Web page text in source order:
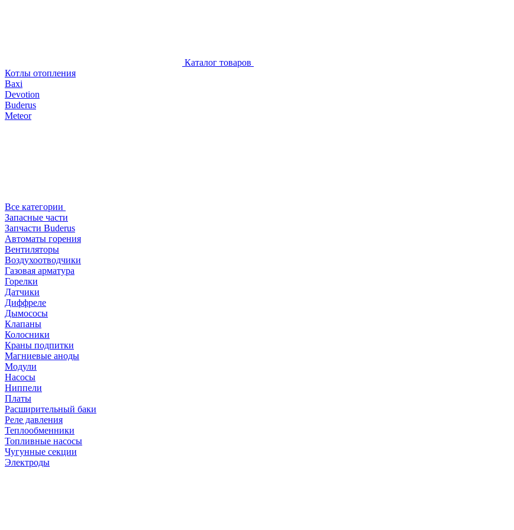
Каталог товаров
Котлы отопления
Baxi
Devotion
Buderus
Meteor
Все категории
Запасные части
Запчасти Buderus
Автоматы горения
Вентиляторы
Воздухоотводчики
Газовая арматура
Горелки
Датчики
Диффреле
Дымососы
Клапаны
Колосники
Краны подпитки
Магниевые аноды
Модули
Насосы
Ниппели
Платы
Расширительный баки
Реле давления
Теплообменники
Топливные насосы
Чугунные секции
Электроды